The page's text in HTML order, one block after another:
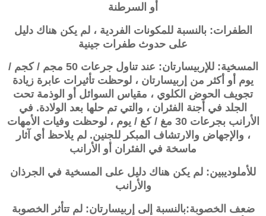
أو السرطنة
الطفرات: بالنسبة للمكونات الفردية ، لم يكن هناك دليل
على حدوث طفرات جينية
المسخية: للإربيسارتان: عند تناول جرعات 50 مجم / كجم /
يوم أو أكثر من إربيسارتان ، لوحظت تأثيرات عابرة زيادة
تجويف الحوض الكلوي ، مقياس السوائل أو الوذمة تحت
الجلد في أجنة الفئران ، والتي تم حلها بعد الولادة. في
الأرانب بجرعات 30 مغ / كغ / يوم ، لوحظت وفيات الأمهات
، والإجهاض والارتشاف المبكر للجنين. لم يلاحظ أي آثار
ماسخة في الفئران أو الأرانب
للأملوديبين: لم يكن هناك دليل على المسخية في الجرذان
والأرانب
ضعف الخصوبة:بالنسبة إلى إربيسارتان: لم تتأثر الخصوبة